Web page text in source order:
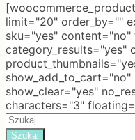
limit="20" order_by=""
sku="yes" content="no"
category_results="yes"
show_clear="yes"
characters="3"
Search
for: